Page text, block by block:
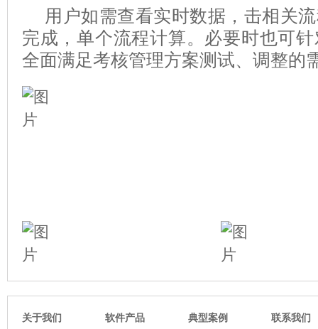
用户如需查看实时数据，击相关
完成，单个流程计算。必要时也可
全面满足考核管理方案测试、调整的
关于我们 软件产品 典型案例 联系我们